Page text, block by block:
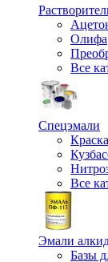
Олифа
Все
Спецэмали
Все
Эмали
Базы